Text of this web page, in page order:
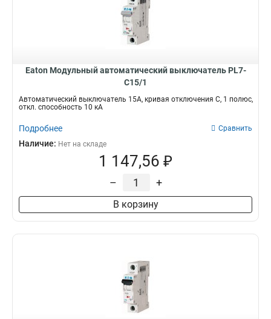
Eaton Модульный автоматический выключатель PL7-
C15/1
Автоматический выключатель 15А, кривая отключения С, 1 полюс,
откл. способность 10 кА
Подробнее Сравнить
Наличие: Нет на складе
1 147,56 ₽
– +
В корзину